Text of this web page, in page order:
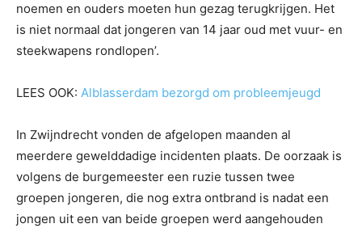
noemen en ouders moeten hun gezag terugkrijgen. Het
is niet normaal dat jongeren van 14 jaar oud met vuur- en
steekwapens rondlopen’.
LEES OOK: Alblasserdam bezorgd om probleemjeugd
In Zwijndrecht vonden de afgelopen maanden al
meerdere gewelddadige incidenten plaats. De oorzaak is
volgens de burgemeester een ruzie tussen twee
groepen jongeren, die nog extra ontbrand is nadat een
jongen uit een van beide groepen werd aangehouden